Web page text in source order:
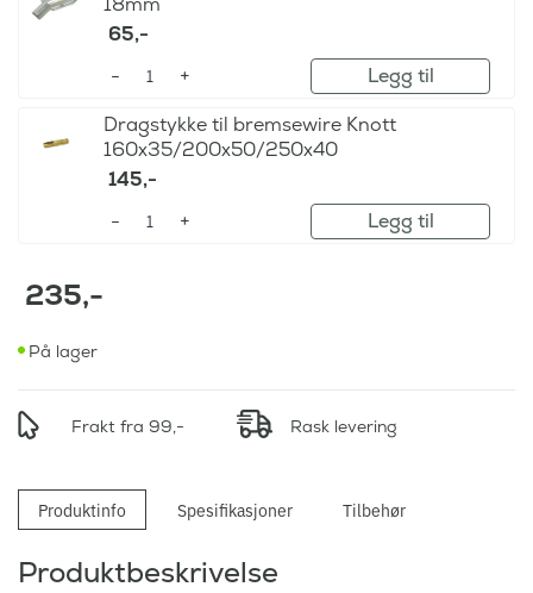
65,-
Legg til
Dragstykke til bremsewire Knott
160x35/200x50/250x40
145,-
Legg til
235,-
På lager
Frakt fra 99,- Rask levering
Produktinfo Spesifikasjoner Tilbehør
Produktbeskrivelse